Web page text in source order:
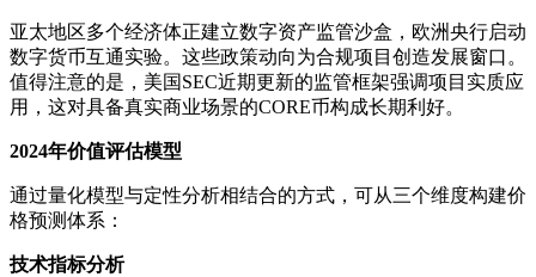
亚太地区多个经济体正建立数字资产监管沙盒，欧洲央行启动
数字货币互通实验。这些政策动向为合规项目创造发展窗口。
值得注意的是，美国SEC近期更新的监管框架强调项目实质应
用，这对具备真实商业场景的CORE币构成长期利好。
2024年价值评估模型
通过量化模型与定性分析相结合的方式，可从三个维度构建价
格预测体系：
技术指标分析